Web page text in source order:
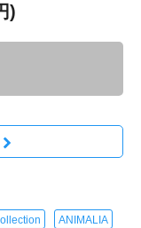
)
ANIMALIA